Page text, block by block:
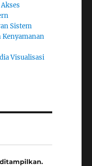
Sistem
Visualisasi